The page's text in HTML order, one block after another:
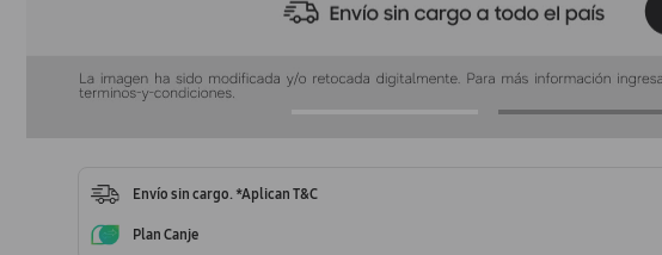
Envío sin cargo. *Aplican T&C
Plan Canje